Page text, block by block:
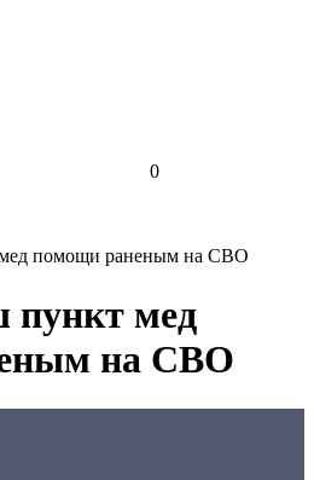
0
помощи раненым на СВО
пункт мед
на СВО